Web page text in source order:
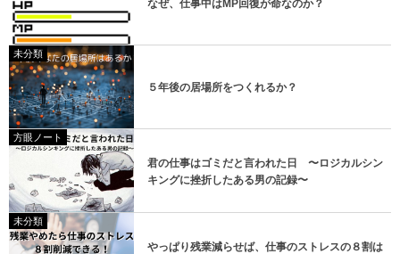
なぜ、仕事中はMP回復が命なのか？
未分類
５年後の居場所をつくれるか？
方眼ノート
君の仕事はゴミだと言われた日 〜ロジカルシン
キングに挫折したある男の記録〜
未分類
やっぱり残業減らせば、仕事のストレスの８割は